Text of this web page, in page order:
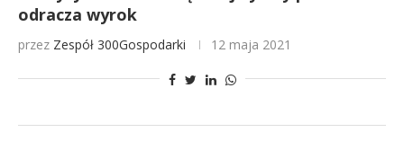
odracza wyrok
przez Zespół 300Gospodarki 12 maja 2021